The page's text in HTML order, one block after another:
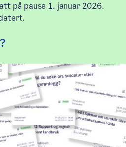
på pause 1. januar 2026.